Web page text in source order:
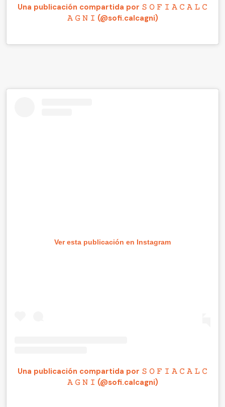
Una publicación compartida por 𝚂 𝙾 𝙵 𝙸 𝙰 𝙲 𝙰 𝙻 𝙲
𝙰 𝙶 𝙽 𝙸 (@sofi.calcagni)
Ver esta publicación en Instagram
Una publicación compartida por 𝚂 𝙾 𝙵 𝙸 𝙰 𝙲 𝙰 𝙻 𝙲
𝙰 𝙶 𝙽 𝙸 (@sofi.calcagni)